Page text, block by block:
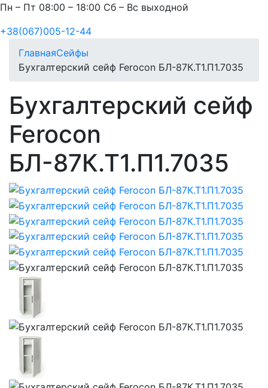
Пн – Пт 08:00 – 18:00 Сб – Вс выходной
+38(067)005-12-44
ГлавнаяСейфы
Бухгалтерский сейф Ferocon БЛ-87К.Т1.П1.7035
Бухгалтерский сейф
Ferocon
БЛ-87К.Т1.П1.7035